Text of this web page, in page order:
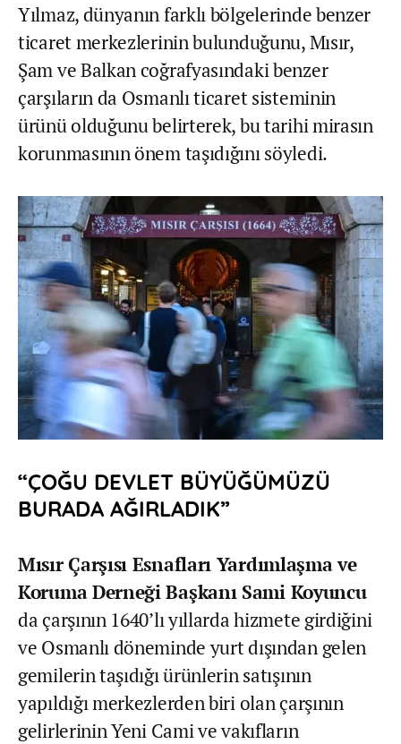
Yılmaz, dünyanın farklı bölgelerinde benzer
ticaret merkezlerinin bulunduğunu, Mısır,
Şam ve Balkan coğrafyasındaki benzer
çarşıların da Osmanlı ticaret sisteminin
ürünü olduğunu belirterek, bu tarihi mirasın
korunmasının önem taşıdığını söyledi.
“ÇOĞU DEVLET BÜYÜĞÜMÜZÜ
BURADA AĞIRLADIK”
Mısır Çarşısı Esnafları Yardımlaşma ve
Koruma Derneği Başkanı Sami Koyuncu
da çarşının 1640’lı yıllarda hizmete girdiğini
ve Osmanlı döneminde yurt dışından gelen
gemilerin taşıdığı ürünlerin satışının
yapıldığı merkezlerden biri olan çarşının
gelirlerinin Yeni Cami ve vakıfların